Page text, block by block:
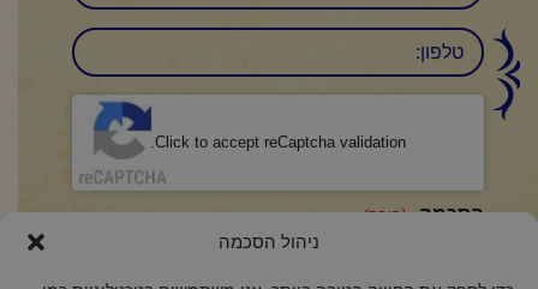
ניהול הסכמה
טלפון:
Click to accept reCaptcha validation.
הסכמה (חובה)
אני מאשר/ת כי קראתי והבנתי את